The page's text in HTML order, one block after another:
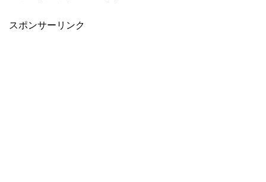
スポンサーリンク